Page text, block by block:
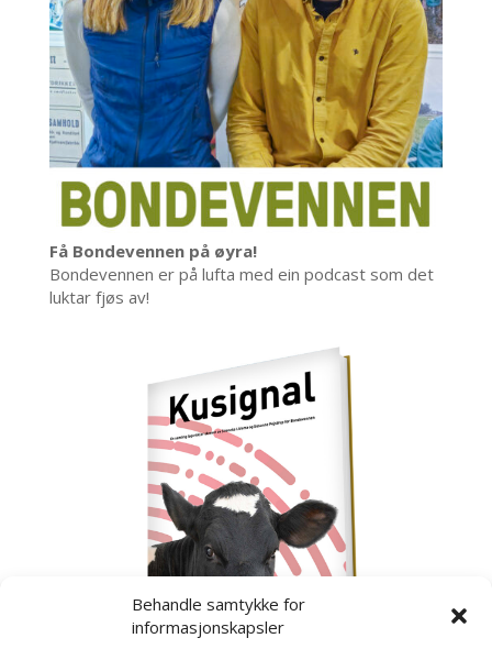
Behandle samtykke for
informasjonskapsler
Få Bondevennen på øyra!
Bondevennen er på lufta med ein podcast som det
luktar fjøs av!